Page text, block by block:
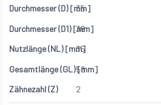
35
38
35
56
2